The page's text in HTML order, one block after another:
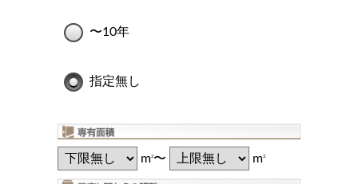
〜10年
指定無し
m2〜 m2